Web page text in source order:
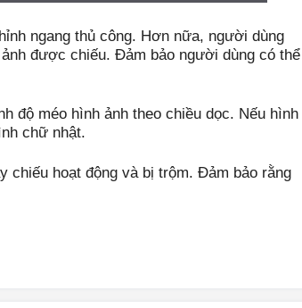
ngang thủ công. Hơn nữa, người dùng
được chiếu. Đảm bảo người dùng có thể
độ méo hình ảnh theo chiều dọc. Nếu hình
chữ nhật.
chiếu hoạt động và bị trộm. Đảm bảo rằng